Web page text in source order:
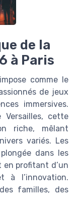
de la
à Paris
comme le
de jeux
immersives.
Versailles, cette
riche, mêlant
variés. Les
dans les
profitant d’un
à l’innovation.
familles, des